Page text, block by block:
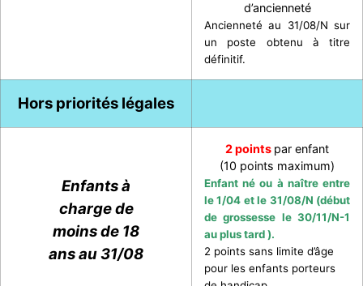
d’ancienneté
Ancienneté au 31/08/N sur
un poste obtenu à titre
définitif.
Hors priorités légales
Enfants à
charge de
moins de 18
ans au 31/08
2 points par enfant
(10 points maximum)
Enfant né ou à naître entre
le1/04 et le 31/08/N (début
de grossesse le 30/11/N-1
au plus tard ).
2 points sans limite d’âge
pour les enfants porteurs